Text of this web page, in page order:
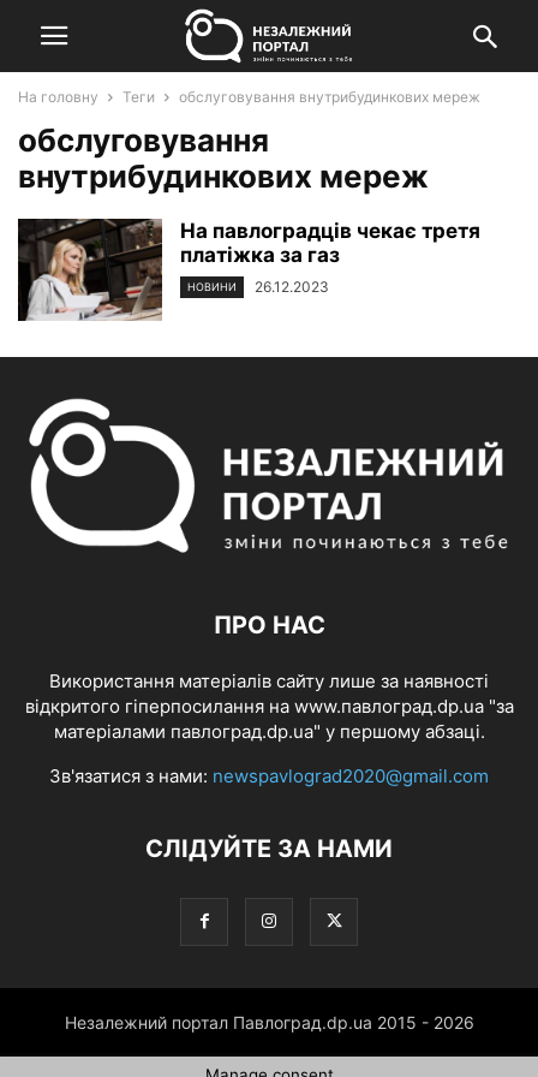
На головну Теги обслуговування внутрибудинкових мереж
обслуговування
внутрибудинкових мереж
На павлоградців чекає третя
платіжка за газ
НОВИНИ 26.12.2023
ПРО НАС
Використання матеріалів сайту лише за наявності
відкритого гіперпосилання на www.павлоград.dp.ua "за
матеріалами павлоград.dp.ua" у першому абзаці.
Зв'язатися з нами: newspavlograd2020@gmail.com
СЛІДУЙТЕ ЗА НАМИ
Незалежний портал Павлоград.dp.ua 2015 - 2026